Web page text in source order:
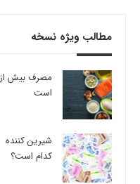
مطالب ویژه نسخه
است
شیرین
کدام است؟